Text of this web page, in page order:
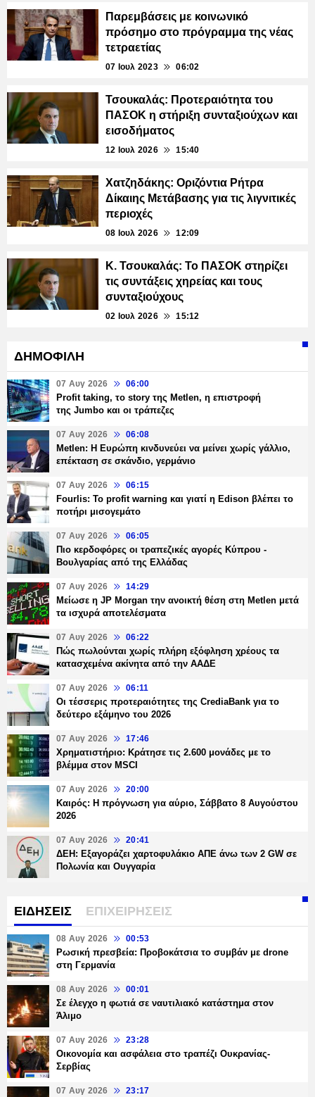
Παρεμβάσεις με κοινωνικό
πρόσημο στο πρόγραμμα της νέας
τετραετίας
07 Ιουλ 2023 06:02
Τσουκαλάς: Προτεραιότητα του
ΠΑΣΟΚ η στήριξη συνταξιούχων και
εισοδήματος
12 Ιουλ 2026 15:40
Χατζηδάκης: Οριζόντια Ρήτρα
Δίκαιης Μετάβασης για τις λιγνιτικές
περιοχές
08 Ιουλ 2026 12:09
Κ. Τσουκαλάς: Το ΠΑΣΟΚ στηρίζει
τις συντάξεις χηρείας και τους
συνταξιούχους
02 Ιουλ 2026 15:12
ΔΗΜΟΦΙΛΗ
07 Αυγ 2026 06:00
Profit taking, το story της Metlen, η επιστροφή
της Jumbo και οι τράπεζες
07 Αυγ 2026 06:08
Metlen: Η Ευρώπη κινδυνεύει να μείνει χωρίς γάλλιο,
επέκταση σε σκάνδιο, γερμάνιο
07 Αυγ 2026 06:15
Fourlis: Το profit warning και γιατί η Edison βλέπει το
ποτήρι μισογεμάτο
07 Αυγ 2026 06:05
Πιο κερδοφόρες οι τραπεζικές αγορές Κύπρου -
Βουλγαρίας από της Ελλάδας
07 Αυγ 2026 14:29
Μείωσε η JP Morgan την ανοικτή θέση στη Metlen μετά
τα ισχυρά αποτελέσματα
07 Αυγ 2026 06:22
Πώς πωλούνται χωρίς πλήρη εξόφληση χρέους τα
κατασχεμένα ακίνητα από την ΑΑΔΕ
07 Αυγ 2026 06:11
Οι τέσσερις προτεραιότητες της CrediaBank για το
δεύτερο εξάμηνο του 2026
07 Αυγ 2026 17:46
Χρηματιστήριο: Κράτησε τις 2.600 μονάδες με το
βλέμμα στον MSCI
07 Αυγ 2026 20:00
Καιρός: Η πρόγνωση για αύριο, Σάββατο 8 Αυγούστου
2026
07 Αυγ 2026 20:41
ΔΕΗ: Εξαγοράζει χαρτοφυλάκιο ΑΠΕ άνω των 2 GW σε
Πολωνία και Ουγγαρία
ΕΙΔΗΣΕΙΣ ΕΠΙΧΕΙΡΗΣΕΙΣ
08 Αυγ 2026 00:53
Ρωσική πρεσβεία: Προβοκάτσια το συμβάν με drone
στη Γερμανία
08 Αυγ 2026 00:01
Σε έλεγχο η φωτιά σε ναυτιλιακό κατάστημα στον
Άλιμο
07 Αυγ 2026 23:28
Οικονομία και ασφάλεια στο τραπέζι Ουκρανίας-
Σερβίας
07 Αυγ 2026 23:17